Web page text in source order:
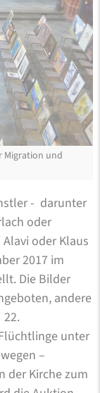
Migration und
- darunter
oder
oder Klaus
2017 im
Die Bilder
andere
unter
–
der Kirche zum